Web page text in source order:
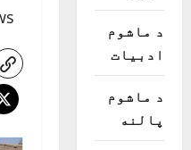
د ماشوم
ادبیات
د ماشوم
پالنه